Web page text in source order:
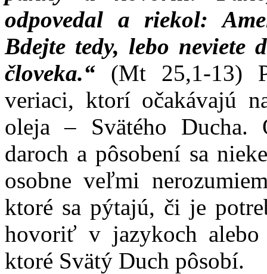
odpovedal a riekol:
Bdejte tedy, lebo neviete
človeka.“ (Mt 25,1-13)
veriaci, ktorí očakávajú
oleja – Svätého Ducha.
daroch a pôsobení sa
osobne veľmi
ktoré sa pýtajú, či je
hovoriť v jazykoch
ktoré Svätý Duch pôsobí.